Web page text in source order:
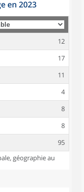
en 2023
12
17
11
4
8
8
95
géographie au